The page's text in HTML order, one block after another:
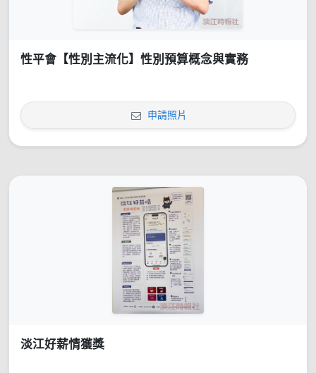
性平會【性別主流化】性別預算概念與實務
申請照片
淡江好薪情獲獎